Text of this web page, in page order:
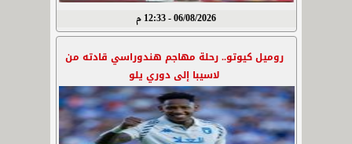
06/08/2026 - 12:33 م
روميل كيوتو.. رحلة مهاجم هندوراسي قادته من
لاسيبا إلى دوري يلو